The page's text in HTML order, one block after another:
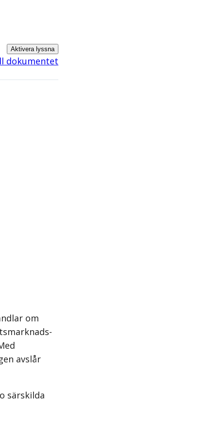
Aktivera lyssna
dokumentet
om
avslår
särskilda